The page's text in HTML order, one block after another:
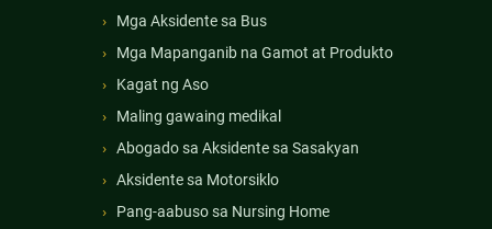
Mga Aksidente sa Bus
Mga Mapanganib na Gamot at Produkto
Kagat ng Aso
Maling gawaing medikal
Abogado sa Aksidente sa Sasakyan
Aksidente sa Motorsiklo
Pang-aabuso sa Nursing Home